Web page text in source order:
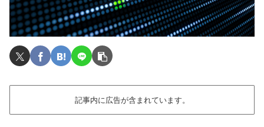
記事内に広告が含まれています。